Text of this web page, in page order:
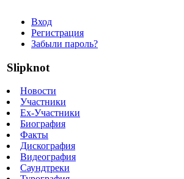
Вход
Регистрация
Забыли пароль?
Slipknot
Новости
Участники
Ex-Участники
Биография
Факты
Дискография
Видеография
Саундтреки